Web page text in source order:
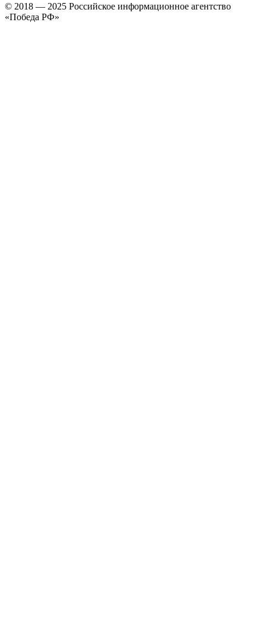
© 2018 — 2025 Российское информационное агентство
«Победа РФ»